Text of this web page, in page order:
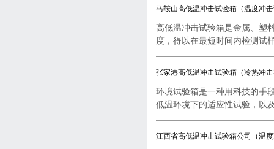
马鞍山高低温冲击试验箱（温度冲
高低温冲击试验箱是金属、塑
度，得以在最短时间内检测试
张家港高低温冲击试验箱（冷热冲
环境试验箱是一种用科技的手
低温环境下的适应性试验，以
江西省高低温冲击试验箱公司（温